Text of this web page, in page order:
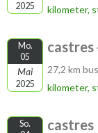
2025
kilometer,
Mo.
05
Mai
2025
castres
27,2 km
kilometer,
So.
castres